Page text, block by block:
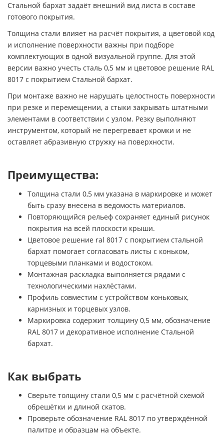
Стальной бархат задаёт внешний вид листа в составе
готового покрытия.
Толщина стали влияет на расчёт покрытия, а цветовой код
и исполнение поверхности важны при подборе
комплектующих в одной визуальной группе. Для этой
версии важно учесть сталь 0,5 мм и цветовое решение RAL
8017 с покрытием Стальной бархат.
При монтаже важно не нарушать целостность поверхности
при резке и перемещении, а стыки закрывать штатными
элементами в соответствии с узлом. Резку выполняют
инструментом, который не перегревает кромки и не
оставляет абразивную стружку на поверхности.
Преимущества:
Толщина стали 0,5 мм указана в маркировке и может
быть сразу внесена в ведомость материалов.
Повторяющийся рельеф сохраняет единый рисунок
покрытия на всей плоскости крыши.
Цветовое решение ral 8017 с покрытием стальной
бархат помогает согласовать листы с коньком,
торцевыми планками и водостоком.
Монтажная раскладка выполняется рядами с
технологическими нахлёстами.
Профиль совместим с устройством коньковых,
карнизных и торцевых узлов.
Маркировка содержит толщину 0,5 мм, обозначение
RAL 8017 и декоративное исполнение Стальной
бархат.
Как выбрать
Сверьте толщину стали 0,5 мм с расчётной схемой
обрешётки и длиной скатов.
Проверьте обозначение RAL 8017 по утверждённой
палитре и образцам на объекте.